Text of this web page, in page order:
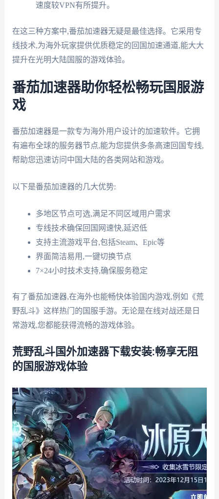
速度较VPN有所提升。
在这三种方案中,番茄加速器无疑是最佳选择。它采用专
线技术,为海外玩家提供优质稳定的回国加速通道,能大大
提升在光明大陆国服的游戏体验。
番茄加速器助你轻松畅玩国服游
戏
番茄加速器是一款专为海外用户设计的加速软件。它拥
有遍布全球的服务器节点,能为您提供多条高速回国专线,
帮助您迅速访问中国大陆的各类网站和游戏。
以下是番茄加速器的几大优势:
多地区节点可选,满足不同区域用户需求
专线技术确保回国网速快,延迟低
支持主流游戏平台,包括Steam、Epic等
界面简洁易用,一键切换节点
7×24小时技术支持,确保服务稳定
有了番茄加速器,在海外也能畅快体验国内游戏,例如《荒
野乱斗》这样热门的国服手游。无论是在线对战还是日
常游戏,您都能获得流畅的游戏体验。
荒野乱斗国外加速器下载安装:畅享无阻
的国服游戏体验